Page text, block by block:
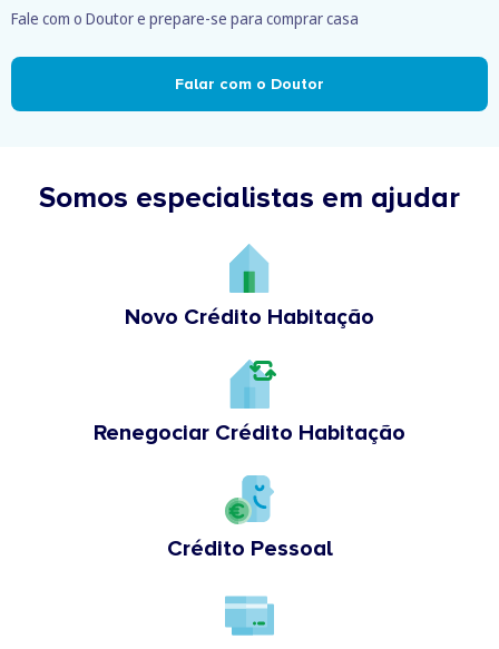
Fale com o Doutor e prepare-se para comprar casa
Falar com o Doutor
Somos especialistas em ajudar
Novo Crédito Habitação
Renegociar Crédito Habitação
Crédito Pessoal